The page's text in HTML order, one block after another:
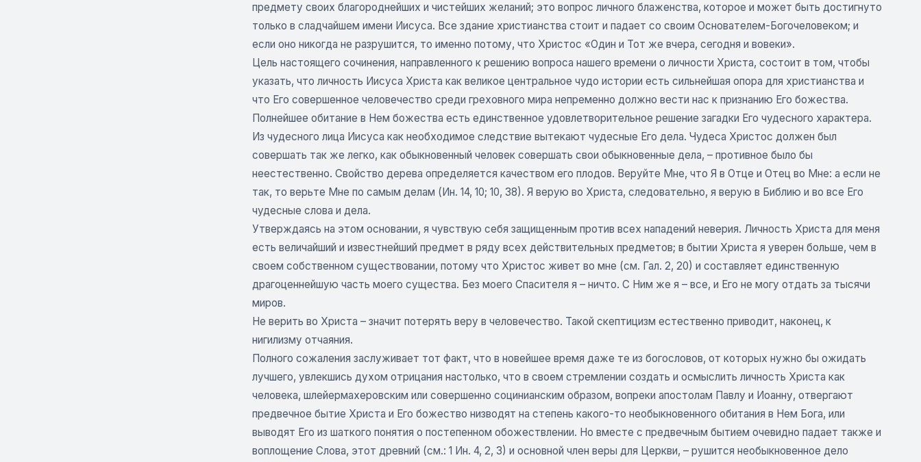
предмету своих благороднейших и чистейших желаний; это вопрос личного блаженства, которое и может быть достигнуто
только в сладчайшем имени Иисуса. Все здание христианства стоит и падает со своим Основателем-Богочеловеком; и
если оно никогда не разрушится, то именно потому, что Христос «Один и Тот же вчера, сегодня и вовеки».
Цель настоящего сочинения, направленного к решению вопроса нашего времени о личности Христа, состоит в том, чтобы
указать, что личность Иисуса Христа как великое центральное чудо истории есть сильнейшая опора для христианства и
что Его совершенное человечество среди греховного мира непременно должно вести нас к признанию Его божества.
Полнейшее обитание в Нем божества есть единственное удовлетворительное решение загадки Его чудесного характера.
Из чудесного лица Иисуса как необходимое следствие вытекают чудесные Его дела. Чудеса Христос должен был
совершать так же легко, как обыкновенный человек совершать свои обыкновенные дела, – противное было бы
неестественно. Свойство дерева определяется качеством его плодов. Веруйте Мне, что Я в Отце и Отец во Мне: а если не
так, то верьте Мне по самым делам (Ин. 14, 10; 10, 38). Я верую во Христа, следовательно, я верую в Библию и во все Его
чудесные слова и дела.
Утверждаясь на этом основании, я чувствую себя защищенным против всех нападений неверия. Личность Христа для меня
есть величайший и известнейший предмет в ряду всех действительных предметов; в бытии Христа я уверен больше, чем в
своем собственном существовании, потому что Христос живет во мне (см. Гал. 2, 20) и составляет единственную
драгоценнейшую часть моего существа. Без моего Спасителя я – ничто. С Ним же я – все, и Его не могу отдать за тысячи
миров.
Не верить во Христа – значит потерять веру в человечество. Такой скептицизм естественно приводит, наконец, к
нигилизму отчаяния.
Полного сожаления заслуживает тот факт, что в новейшее время даже те из богословов, от которых нужно бы ожидать
лучшего, увлекшись духом отрицания настолько, что в своем стремлении создать и осмыслить личность Христа как
человека, шлейермахеровским или совершенно социнианским образом, вопреки апостолам Павлу и Иоанну, отвергают
предвечное бытие Христа и Его божество низводят на степень какого-то необыкновенного обитания в Нем Бога, или
выводят Его из шаткого понятия о постепенном обожествлении. Но вместе с предвечным бытием очевидно падает также и
воплощение Слова, этот древний (см.: 1 Ин. 4, 2, 3) и основной член веры для Церкви, – рушится необыкновенное дело